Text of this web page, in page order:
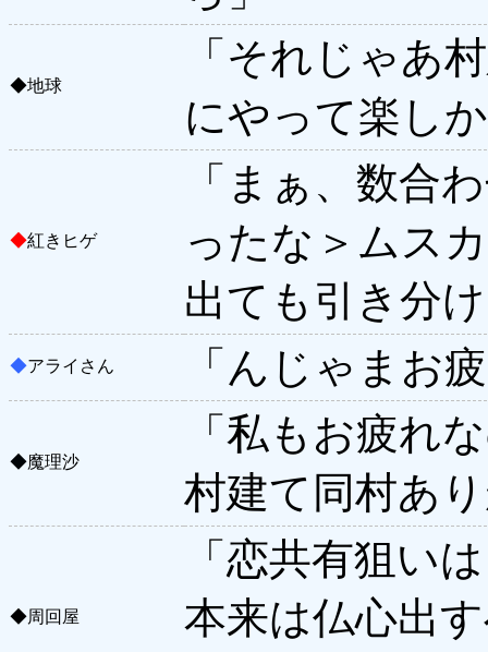
◆地球
「それじゃあ
にやって楽し
◆紅きヒゲ
「まぁ、数合
ったな＞ムスカ
出ても引き分
◆アライさん 「んじゃまお
◆魔理沙
「私もお疲れ
村建て同村あ
◆周回屋
「恋共有狙い
本来は仏心出